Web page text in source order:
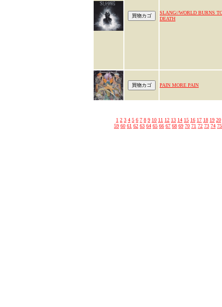
SLANG//WORLD BURNS
DEATH
PAIN MORE PAIN
1 2 3 4 5 6 7 8 9 10 11 12 13 14 15 16 17 18 19 20
59 60 61 62 63 64 65 66 67 68 69 70 71 72 73 74 75